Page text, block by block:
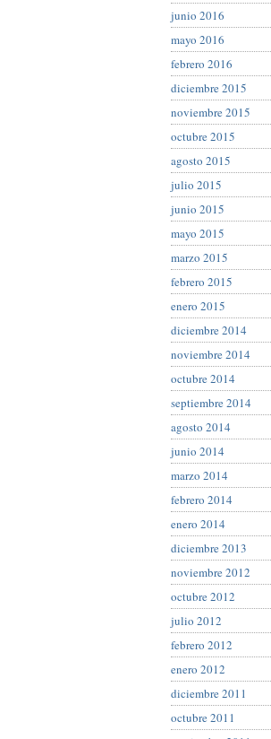
junio 2016
mayo 2016
febrero 2016
diciembre 2015
noviembre 2015
octubre 2015
agosto 2015
julio 2015
junio 2015
mayo 2015
marzo 2015
febrero 2015
enero 2015
diciembre 2014
noviembre 2014
octubre 2014
septiembre 2014
agosto 2014
junio 2014
marzo 2014
febrero 2014
enero 2014
diciembre 2013
noviembre 2012
octubre 2012
julio 2012
febrero 2012
enero 2012
diciembre 2011
octubre 2011